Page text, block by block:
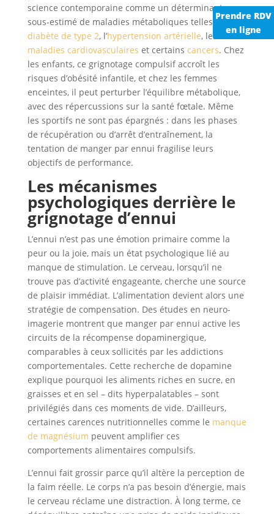
Prendre RDV
en ligne
science contemporaine comme un déterminant
sous-estimé de maladies métaboliques telles que le
diabète de type 2, l’hypertension artérielle, les
maladies cardiovasculaires et certains cancers. Chez
les enfants, ce grignotage compulsif accroît les
risques d’obésité infantile, et chez les femmes
enceintes, il peut perturber l’équilibre métabolique,
avec des répercussions sur la santé fœtale. Même
les sportifs ne sont pas épargnés : dans les phases
de récupération ou d’arrêt d’entraînement, la
tentation de manger par ennui fragilise leurs
objectifs de performance.
Les mécanismes
psychologiques derrière le
grignotage d’ennui
L’ennui n’est pas une émotion primaire comme la
peur ou la joie, mais un état psychologique lié au
manque de stimulation. Le cerveau, lorsqu’il ne
trouve pas d’activité engageante, cherche une source
de plaisir immédiat. L’alimentation devient alors une
stratégie de compensation. Des études en neuro-
imagerie montrent que manger par ennui active les
circuits de la récompense dopaminergique,
comparables à ceux sollicités par les addictions
comportementales. Cette recherche de dopamine
explique pourquoi les aliments riches en sucre, en
graisses et en sel – dits hyperpalatables – sont
privilégiés dans ces moments de vide. D’ailleurs,
certaines carences nutritionnelles comme le manque
de magnésium peuvent amplifier ces
comportements alimentaires compulsifs.
L’ennui fait grossir parce qu’il altère la perception de
la faim réelle. Le corps n’a pas besoin d’énergie, mais
le cerveau réclame une distraction. À long terme, ce